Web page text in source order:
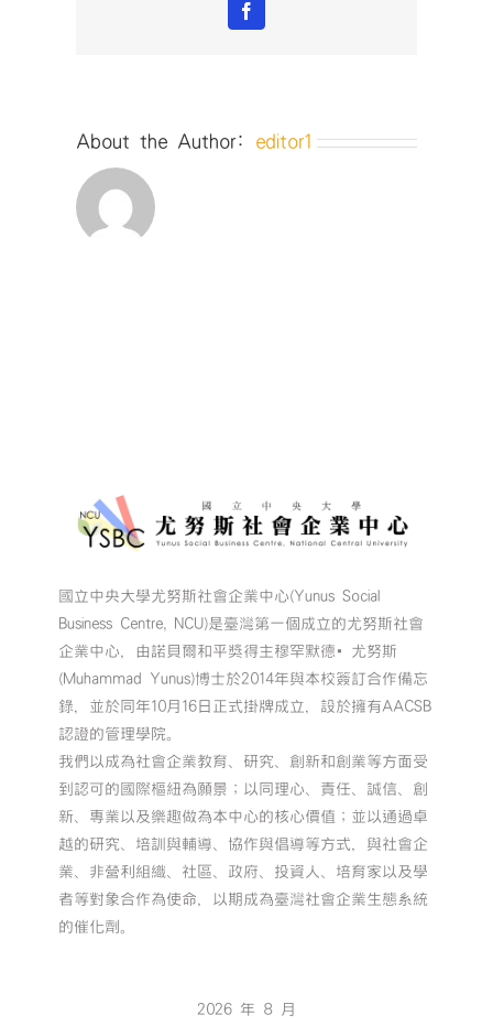
會
公
Facebook
About the Author: editor1
國立中央大學尤努斯社會企業中心(Yunus Social
Business Centre, NCU)是臺灣第一個成立的尤努斯社會
企業中心，由諾貝爾和平獎得主穆罕默德•尤努斯
(Muhammad Yunus)博士於2014年與本校簽訂合作備忘
錄，並於同年10月16日正式掛牌成立，設於擁有AACSB
認證的管理學院。
我們以成為社會企業教育、研究、創新和創業等方面受
到認可的國際樞紐為願景；以同理心、責任、誠信、創
新、專業以及樂趣做為本中心的核心價值；並以通過卓
越的研究、培訓與輔導、協作與倡導等方式，與社會企
業、非營利組織、社區、政府、投資人、培育家以及學
者等對象合作為使命，以期成為臺灣社會企業生態系統
的催化劑。
2026 年 8 月